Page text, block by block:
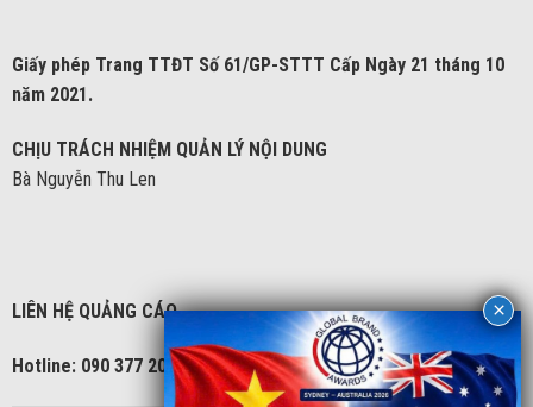
Giấy phép Trang TTĐT Số 61/GP-STTT Cấp Ngày 21 tháng 10
năm 2021.
CHỊU TRÁCH NHIỆM QUẢN LÝ NỘI DUNG
Bà Nguyễn Thu Len
LIÊN HỆ QUẢNG CÁO
Hotline: 090 377 2086